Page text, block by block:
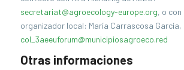
secretariat@agroecology-europe.org, o
organizador local: María Carrascosa García,
col_3aeeuforum@municipiosagroeco.red
Otras informaciones